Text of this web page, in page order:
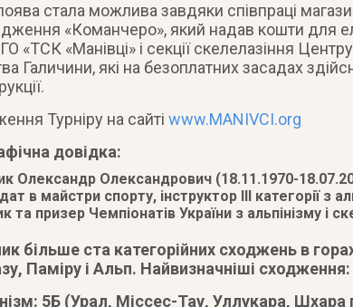
стала можлива завдяки співпраці
«Команчеро», який надав кошти для
«ТСК «Манівці» і секції скелелазіння Центру
Галичини, які на безоплатних засадах
Турніру на сайті www.MANIVCI.org
довідка:
Олександр Олександрович (18.11.1970-
в майстри спорту, інструктор III категорії з
та призер Чемпіонатів України з альпінізму і
більше ста категорійних сходжень в
Паміру і Альп. Найвизначніші сходження:
5Б (Урал, Міссес-Тау, Уллукара, Шхара